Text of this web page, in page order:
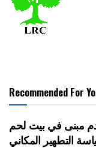
Recommended For
مبنى في بيت لحم
التطهير المكاني